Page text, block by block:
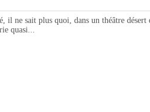
sait plus quoi, dans un théâtre
quasi...